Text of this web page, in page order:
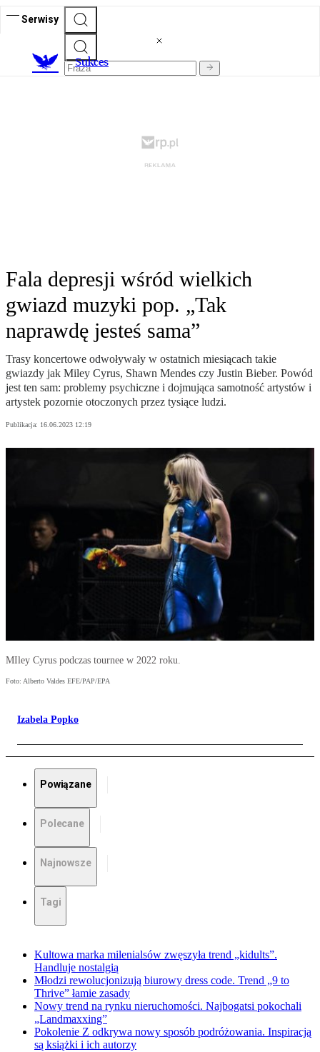
Serwisy
Sukces
Fala depresji wśród wielkich
gwiazd muzyki pop. „Tak
naprawdę jesteś sama”
Trasy koncertowe odwoływały w ostatnich miesiącach takie
gwiazdy jak Miley Cyrus, Shawn Mendes czy Justin Bieber. Powód
jest ten sam: problemy psychiczne i dojmująca samotność artystów i
artystek pozornie otoczonych przez tysiące ludzi.
Publikacja: 16.06.2023 12:19
MIley Cyrus podczas tournee w 2022 roku.
Foto: Alberto Valdes EFE/PAP/EPA
Izabela Popko
Powiązane
Polecane
Najnowsze
Tagi
Kultowa marka milenialsów zwęszyła trend „kidults”.
Handluje nostalgią
Młodzi rewolucjonizują biurowy dress code. Trend „9 to
Thrive” łamie zasady
Nowy trend na rynku nieruchomości. Najbogatsi pokochali
„Landmaxxing”
Pokolenie Z odkrywa nowy sposób podróżowania. Inspiracją
są książki i ich autorzy